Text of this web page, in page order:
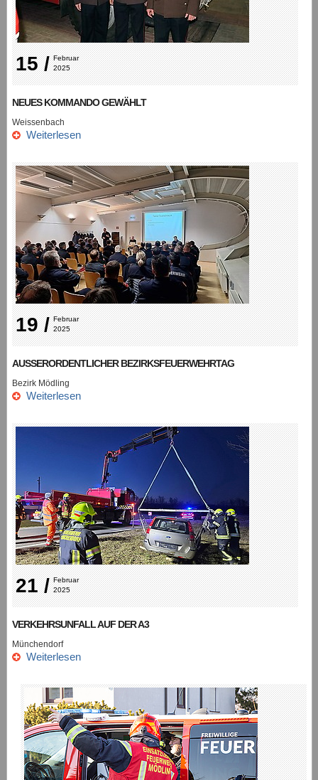
15 / Februar
2025
NEUES KOMMANDO GEWÄHLT
Weissenbach
Weiterlesen
19 / Februar
2025
AUSSERORDENTLICHER BEZIRKSFEUERWEHRTAG
Bezirk Mödling
Weiterlesen
21 / Februar
2025
VERKEHRSUNFALL AUF DER A3
Münchendorf
Weiterlesen